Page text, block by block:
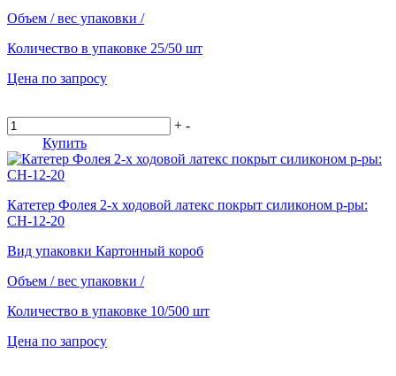
Объем / вес упаковки /
Количество в упаковке 25/50 шт
Цена по запросу
+ -
Купить
Катетер Фолея 2-х ходовой латекс покрыт силиконом р-ры:
СН-12-20
Вид упаковки Картонный короб
Объем / вес упаковки /
Количество в упаковке 10/500 шт
Цена по запросу